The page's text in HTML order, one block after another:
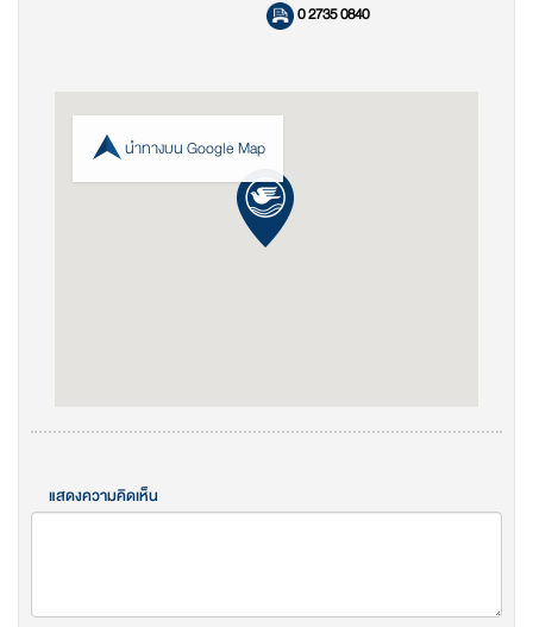
0 2735 0840
นำทางบน Google Map
แสดงความคิดเห็น